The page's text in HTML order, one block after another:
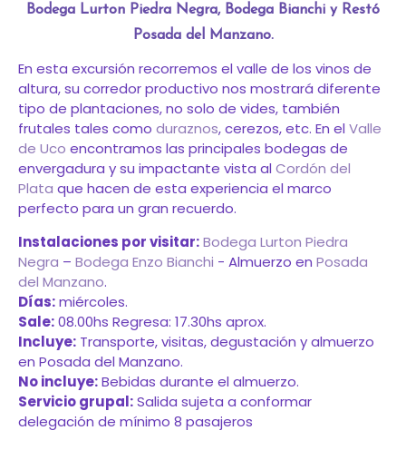
Bodega Lurton Piedra Negra, Bodega Bianchi y Restó
Posada del Manzano.
En esta excursión recorremos el valle de los vinos de
altura, su corredor productivo nos mostrará diferente
tipo de plantaciones, no solo de vides, también
frutales tales como duraznos, cerezos, etc. En el Valle
de Uco encontramos las principales bodegas de
envergadura y su impactante vista al Cordón del
Plata que hacen de esta experiencia el marco
perfecto para un gran recuerdo.
Instalaciones por visitar:Bodega Lurton Piedra
Negra – Bodega Enzo Bianchi - Almuerzo en Posada
del Manzano.
Días:miércoles.
Sale:08.00hs Regresa: 17.30hs aprox.
Incluye: Transporte, visitas, degustación y almuerzo
en Posada del Manzano.
No incluye:Bebidas durante el almuerzo.
Servicio grupal:Salida sujeta a conformar
delegación de mínimo 8 pasajeros